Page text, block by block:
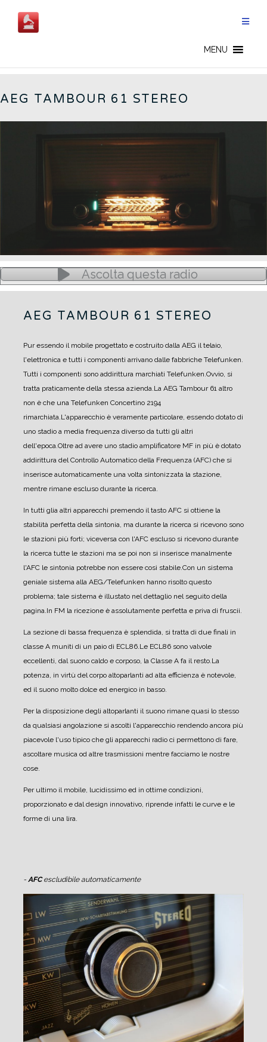
contenuto
MENU
AEG TAMBOUR 61 STEREO
Ascolta questa radio
AEG TAMBOUR 61 STEREO
Pur essendo il mobile progettato e costruito dalla AEG il telaio,
l'elettronica e tutti i componenti arrivano dalle fabbriche Telefunken.
Tutti i componenti sono addirittura marchiati Telefunken.Ovvio, si
tratta praticamente della stessa azienda.La AEG Tambour 61 altro
non è che una Telefunken Concertino 2194
rimarchiata.L'apparecchio è veramente particolare, essendo dotato di
uno stadio a media frequenza diverso da tutti gli altri
dell'epoca.Oltre ad avere uno stadio amplificatore MF in più è dotato
addirittura del Controllo Automatico della Frequenza (AFC) che si
inserisce automaticamente una volta sintonizzata la stazione,
mentre rimane escluso durante la ricerca.
In tutti glia altri apparecchi premendo il tasto AFC si ottiene la
stabilità perfetta della sintonia, ma durante la ricerca si ricevono sono
le stazioni più forti; viceversa con l'AFC escluso si ricevono durante
la ricerca tutte le stazioni ma se poi non si inserisce manalmente
l'AFC le sintonia potrebbe non essere così stabile.Con un sistema
geniale sistema alla AEG/Telefunken hanno risolto questo
problema; tale sistema è illustato nel dettaglio nel seguito della
pagina.In FM la ricezione è assolutamente perfetta e priva di fruscii.
La sezione di bassa frequenza è splendida, si tratta di due finali in
classe A muniti di un paio di ECL86.Le ECL86 sono valvole
eccellenti, dal suono caldo e corposo, la Classe A fa il resto.La
potenza, in virtù del corpo altoparlanti ad alta efficienza è notevole,
ed il suono molto dolce ed energico in basso.
Per la disposizione degli altoparlanti il suono rimane quasi lo stesso
da qualsiasi angolazione si ascolti l'apparecchio rendendo ancora più
piacevole l'uso tipico che gli apparecchi radio ci permettono di fare,
ascoltare musica od altre trasmissioni mentre facciamo le nostre
cose.
Per ultimo il mobile, lucidissimo ed in ottime condizioni,
proporzionato e dal design innovativo, riprende infatti le curve e le
forme di una lira.
- AFCescludibile automaticamente